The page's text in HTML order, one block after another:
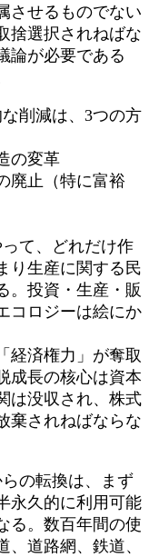
させるものでない
捨選択されねばな
論が必要である
削減は、3つの方
の変革
廃止（特に富裕
て、どれだけ作
り生産に関する民
。投資・生産・販
コロジーは絵にか
経済権力」が奪取
成長の核心は資本
は没収され、株式
棄されねばならな
の転換は、まず
永久的に利用可能
る。数百年間の使
道路網、鉄道、